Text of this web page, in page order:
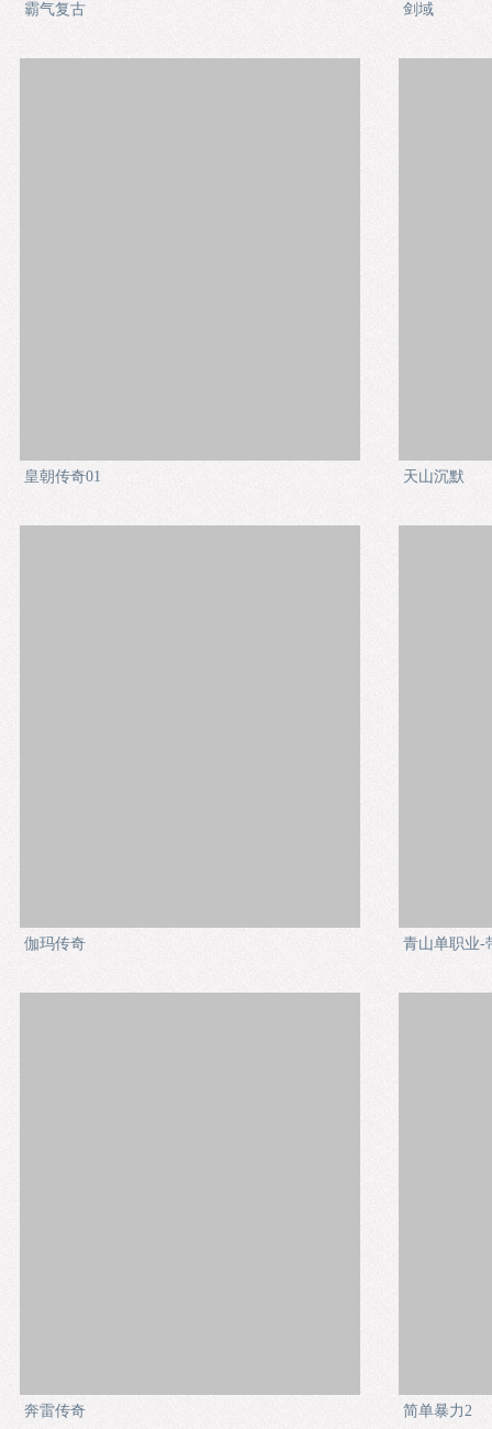
霸气复古 剑域
皇朝传奇01 天山沉默
伽玛传奇 青山单职业-
奔雷传奇 简单暴力2